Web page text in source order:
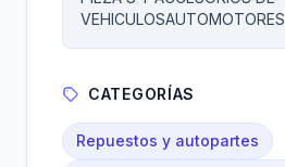
VEHICULOSAUTOMOTORES
CATEGORÍAS
Repuestos y autopartes